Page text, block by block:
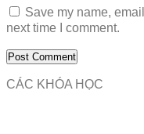
Save my name,
next time I comment.
CÁC KHÓA HỌC